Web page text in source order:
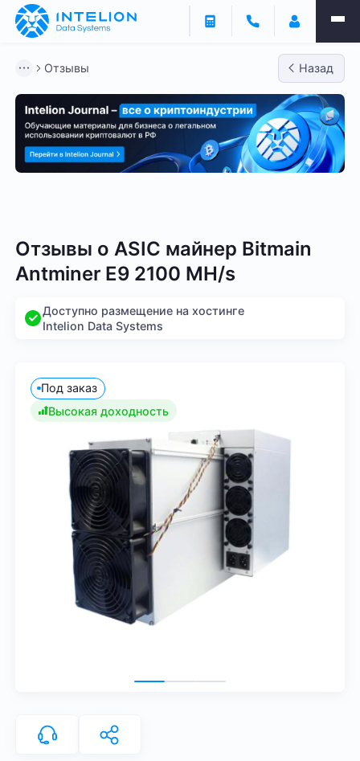
Отзывы Назад
Отзывы о ASIC майнер Bitmain
Antminer E9 2100 MH/s
Доступно размещение на хостинге
Intelion Data Systems
Под заказ
Высокая доходность